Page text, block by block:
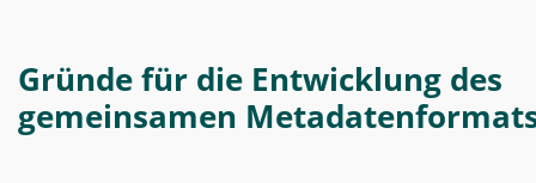
Gründe für die Entwicklung des
gemeinsamen